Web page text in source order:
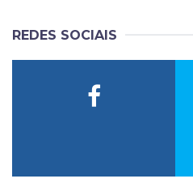
REDES SOCIAIS